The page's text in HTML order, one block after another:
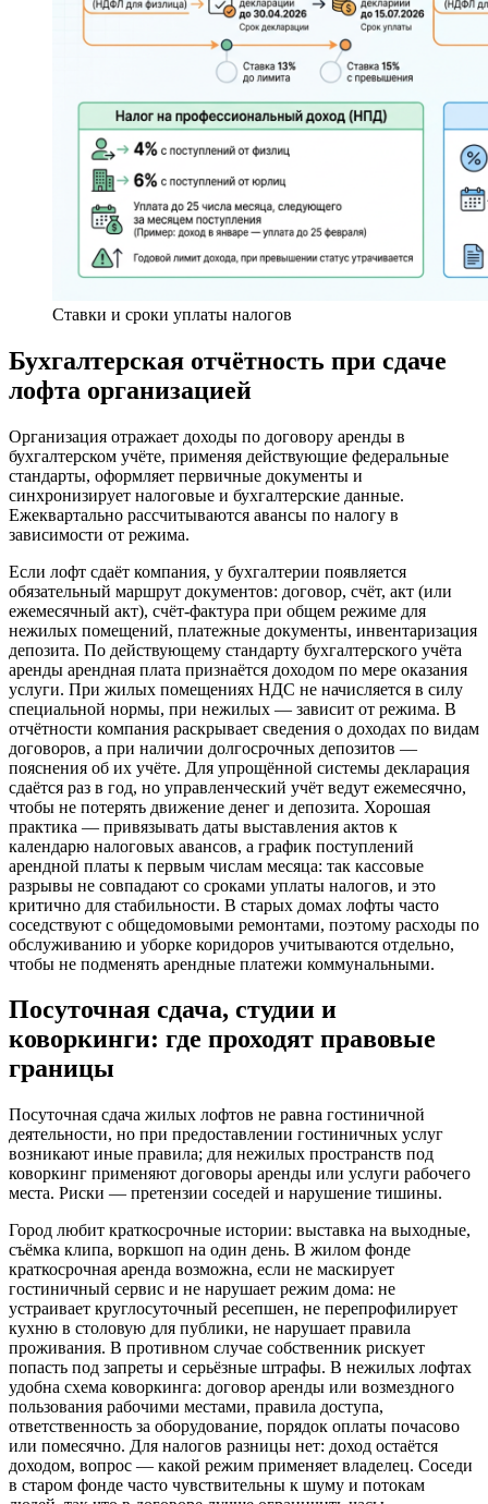
Ставки и сроки уплаты налогов
Бухгалтерская отчётность при сдаче
лофта организацией
Организация отражает доходы по договору аренды в
бухгалтерском учёте, применяя действующие федеральные
стандарты, оформляет первичные документы и
синхронизирует налоговые и бухгалтерские данные.
Ежеквартально рассчитываются авансы по налогу в
зависимости от режима.
Если лофт сдаёт компания, у бухгалтерии появляется
обязательный маршрут документов: договор, счёт, акт (или
ежемесячный акт), счёт‑фактура при общем режиме для
нежилых помещений, платежные документы, инвентаризация
депозита. По действующему стандарту бухгалтерского учёта
аренды арендная плата признаётся доходом по мере оказания
услуги. При жилых помещениях НДС не начисляется в силу
специальной нормы, при нежилых — зависит от режима. В
отчётности компания раскрывает сведения о доходах по видам
договоров, а при наличии долгосрочных депозитов —
пояснения об их учёте. Для упрощённой системы декларация
сдаётся раз в год, но управленческий учёт ведут ежемесячно,
чтобы не потерять движение денег и депозита. Хорошая
практика — привязывать даты выставления актов к
календарю налоговых авансов, а график поступлений
арендной платы к первым числам месяца: так кассовые
разрывы не совпадают со сроками уплаты налогов, и это
критично для стабильности. В старых домах лофты часто
соседствуют с общедомовыми ремонтами, поэтому расходы по
обслуживанию и уборке коридоров учитываются отдельно,
чтобы не подменять арендные платежи коммунальными.
Посуточная сдача, студии и
коворкинги: где проходят правовые
границы
Посуточная сдача жилых лофтов не равна гостиничной
деятельности, но при предоставлении гостиничных услуг
возникают иные правила; для нежилых пространств под
коворкинг применяют договоры аренды или услуги рабочего
места. Риски — претензии соседей и нарушение тишины.
Город любит краткосрочные истории: выставка на выходные,
съёмка клипа, воркшоп на один день. В жилом фонде
краткосрочная аренда возможна, если не маскирует
гостиничный сервис и не нарушает режим дома: не
устраивает круглосуточный ресепшен, не перепрофилирует
кухню в столовую для публики, не нарушает правила
проживания. В противном случае собственник рискует
попасть под запреты и серьёзные штрафы. В нежилых лофтах
удобна схема коворкинга: договор аренды или возмездного
пользования рабочими местами, правила доступа,
ответственность за оборудование, порядок оплаты почасово
или помесячно. Для налогов разницы нет: доход остаётся
доходом, вопрос — какой режим применяет владелец. Соседи
в старом фонде часто чувствительны к шуму и потокам